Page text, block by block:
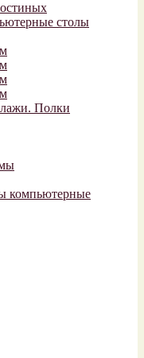
столы
Полки
компьютерные